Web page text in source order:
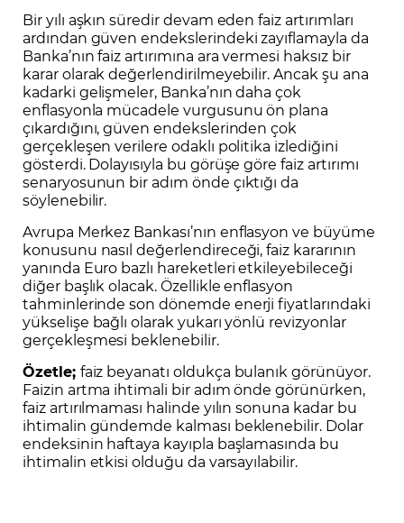
Bir yılı aşkın süredir devam eden faiz artırımları
ardından güven endekslerindeki zayıflamayla da
Banka’nın faiz artırımına ara vermesi haksız bir
karar olarak değerlendirilmeyebilir. Ancak şu ana
kadarki gelişmeler, Banka’nın daha çok
enflasyonla mücadele vurgusunu ön plana
çıkardığını, güven endekslerinden çok
gerçekleşen verilere odaklı politika izlediğini
gösterdi. Dolayısıyla bu görüşe göre faiz artırımı
senaryosunun bir adım önde çıktığı da
söylenebilir.
Avrupa Merkez Bankası’nın enflasyon ve büyüme
konusunu nasıl değerlendireceği, faiz kararının
yanında Euro bazlı hareketleri etkileyebileceği
diğer başlık olacak. Özellikle enflasyon
tahminlerinde son dönemde enerji fiyatlarındaki
yükselişe bağlı olarak yukarı yönlü revizyonlar
gerçekleşmesi beklenebilir.
Özetle; faiz beyanatı oldukça bulanık görünüyor.
Faizin artma ihtimali bir adım önde görünürken,
faiz artırılmaması halinde yılın sonuna kadar bu
ihtimalin gündemde kalması beklenebilir. Dolar
endeksinin haftaya kayıpla başlamasında bu
ihtimalin etkisi olduğu da varsayılabilir.